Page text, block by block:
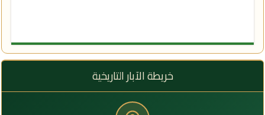
خريطة الآبار التاريخية